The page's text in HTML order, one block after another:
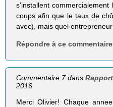
s’installent
coups afin que le taux de
avec), mais quel
Répondre à ce commentaire
Commentaire 7 dans
2016
Merci Olivier! Chaque